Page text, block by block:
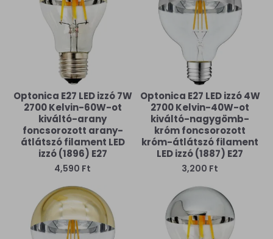
Optonica E27 LED izzó 7W
2700 Kelvin-60W-ot
kiváltó-arany
foncsorozott arany-
átlátszó filament LED
izzó (1896) E27
4,590 Ft
Optonica E27 LED izzó 4W
2700 Kelvin-40W-ot
kiváltó-nagygömb-
króm foncsorozott
króm-átlátszó filament
LED izzó (1887) E27
3,200 Ft